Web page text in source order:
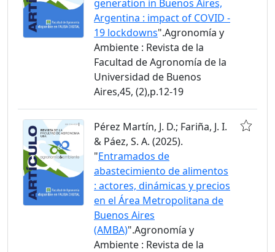
generation in Buenos Aires,
Argentina : impact of COVID -
19 lockdowns".Agronomía y
Ambiente : Revista de la
Facultad de Agronomía de la
Universidad de Buenos
Aires,45, (2),p.12-19
Pérez Martín, J. D.; Fariña, J. I.
& Páez, S. A. (2025).
"Entramados de
abastecimiento de alimentos
: actores, dinámicas y precios
en el Área Metropolitana de
Buenos Aires
(AMBA)".Agronomía y
Ambiente : Revista de la